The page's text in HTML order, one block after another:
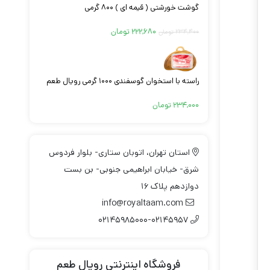
گوشت خورشتی ( قیمه ای ) ۸۰۰ گرمی
۲۳۴,۴۰۰تومان ۲۲۲,۶۸۰ تومان
راسته با استخوان گوسفندی ۱۰۰۰ گرمی رویال طعم
۲۳۴,۰۰۰ تومان
استان تهران، اتوبان ستاری- بلوار فردوس
شرق- خیابان ابراهیمی جنوبی- بن بست
دوازدهم پلاک ۱۶
info@royaltaam.com
۰۲۱۴۵۹۸۵۰۰۰-۰۲۱۴۵۹۵۷
فروشگاه اینترنتی رویال طعم